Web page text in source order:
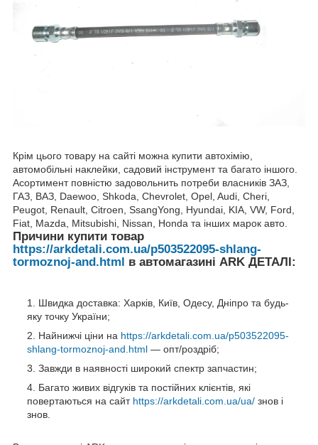
Крім цього товару на сайті можна купити автохімію,
автомобільні наклейки, садовий інструмент та багато іншого.
Асортимент повністю задовольнить потреби власників ЗАЗ,
ГАЗ, ВАЗ, Daewoo, Shkoda, Chevrolet, Opel, Audi, Cheri,
Peugot, Renault, Citroen, SsangYong, Hyundai, KIA, VW, Ford,
Fiat, Mazda, Mitsubishi, Nissan, Honda та інших марок авто.
Причини купити товар
https://arkdetali.com.ua/p503522095-shlang-
tormoznoj-and.html в автомагазині ARK ДЕТАЛІ:
Швидка доставка: Харків, Київ, Одесу, Дніпро та будь-
яку точку України;
Найнижчі ціни на https://arkdetali.com.ua/p503522095-
shlang-tormoznoj-and.html — опт/роздріб;
Завжди в наявності широкий спектр запчастин;
Багато живих відгуків та постійних клієнтів, які
повертаються на сайт https://arkdetali.com.ua/ua/ знов і
знов.